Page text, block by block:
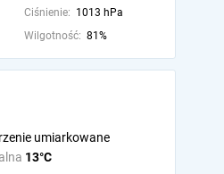
Ciśnienie: 1013 hPa
Wilgotność: 81%
13°C
umiarkowane